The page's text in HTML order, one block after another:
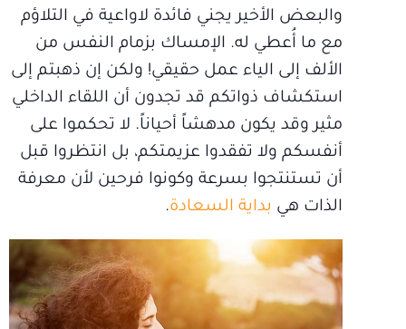
والبعض الأخير يجني فائدة لاواعية في التلاؤم
مع ما أُعطي له. الإمساك بزمام النفس من
الألف إلى الياء عمل حقيقي! ولكن إن ذهبتم إلى
استكشاف ذواتكم قد تجدون أن اللقاء الداخلي
مثير وقد يكون مدهشاً أحياناً. لا تحكموا على
أنفسكم ولا تفقدوا عزيمتكم، بل انتظروا قبل
أن تستنتجوا بسرعة وكونوا فرحين لأن معرفة
الذات هي بداية السعادة.